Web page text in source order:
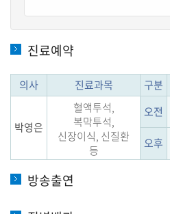
진료예약
의사 진료과목 구분
박영은
혈액투석,
복막투석,
신장이식, 신질환
등
오전
오후
방송출연